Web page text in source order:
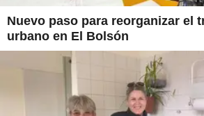
Nuevo paso para reorganizar el
urbano en El Bolsón